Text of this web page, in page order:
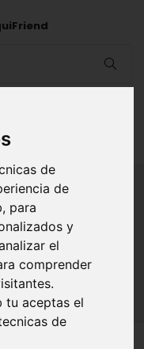
de
de
para
y
el
comprender
tu aceptas el
de
Rafael Huerga